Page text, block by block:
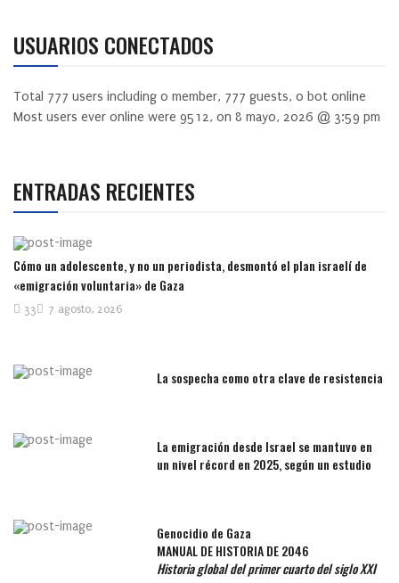
USUARIOS CONECTADOS
Total 777 users including 0 member, 777 guests, 0 bot online
Most users ever online were 9512, on 8 mayo, 2026 @ 3:59 pm
ENTRADAS RECIENTES
Cómo un adolescente, y no un periodista, desmontó el plan israelí de
«emigración voluntaria» de Gaza
7 agosto, 2026
33
La sospecha como otra clave de resistencia
La emigración desde Israel se mantuvo en
un nivel récord en 2025, según un estudio
Genocidio de Gaza
MANUAL DE HISTORIA DE 2046
Historia global del primer cuarto del siglo XXI